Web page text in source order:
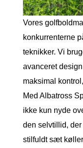
Vores
konkurrenterne
teknikker. Vi
avanceret
maksimal
Med Albatross
ikke kun nyde
den selvtillid,
stilfuldt sæt